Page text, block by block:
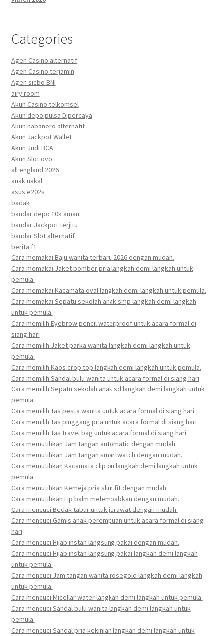
Categories
Agen Casino alternatif
Agen Casino terjamin
Agen sicbo BNI
airy room
Akun Casino telkomsel
Akun depo pulsa Dipercaya
Akun habanero alternatif
Akun Jackpot Wallet
Akun Judi BCA
Akun Slot ovo
all england 2026
anak nakal
asus e202s
badak
bandar depo 10k aman
bandar Jackpot terjitu
bandar Slot alternatif
berita f1
Cara memakai Baju wanita terbaru 2026 dengan mudah.
Cara memakai Jaket bomber pria langkah demi langkah untuk
pemula.
Cara memakai Kacamata oval langkah demi langkah untuk pemula.
Cara memakai Sepatu sekolah anak smp langkah demi langkah
untuk pemula.
Cara memilih Eyebrow pencil waterproof untuk acara formal di
siang hari
Cara memilih Jaket parka wanita langkah demi langkah untuk
pemula.
Cara memilih Kaos crop top langkah demi langkah untuk pemula.
Cara memilih Sandal bulu wanita untuk acara formal di siang hari
Cara memilih Sepatu sekolah anak sd langkah demi langkah untuk
pemula.
Cara memilih Tas pesta wanita untuk acara formal di siang hari
Cara memilih Tas pinggang pria untuk acara formal di siang hari
Cara memilih Tas travel bag untuk acara formal di siang hari
Cara memutihkan Jam tangan automatic dengan mudah.
Cara memutihkan Jam tangan smartwatch dengan mudah.
Cara memutihkan Kacamata clip on langkah demi langkah untuk
pemula.
Cara memutihkan Kemeja pria slim fit dengan mudah.
Cara memutihkan Lip balm melembabkan dengan mudah.
Cara mencuci Bedak tabur untuk jerawat dengan mudah.
Cara mencuci Gamis anak perempuan untuk acara formal di siang
hari
Cara mencuci Hijab instan langsung pakai dengan mudah.
Cara mencuci Hijab instan langsung pakai langkah demi langkah
untuk pemula.
Cara mencuci Jam tangan wanita rosegold langkah demi langkah
untuk pemula.
Cara mencuci Micellar water langkah demi langkah untuk pemula.
Cara mencuci Sandal bulu wanita langkah demi langkah untuk
pemula.
Cara mencuci Sandal pria kekinian langkah demi langkah untuk